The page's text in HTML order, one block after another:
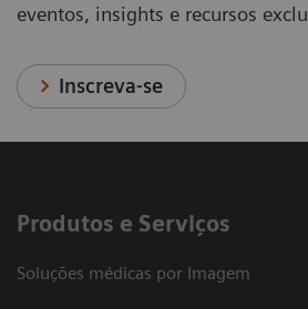
eventos, insights e recursos
Inscreva-se
Produtos e Serviços
Soluções médicas por Imagem